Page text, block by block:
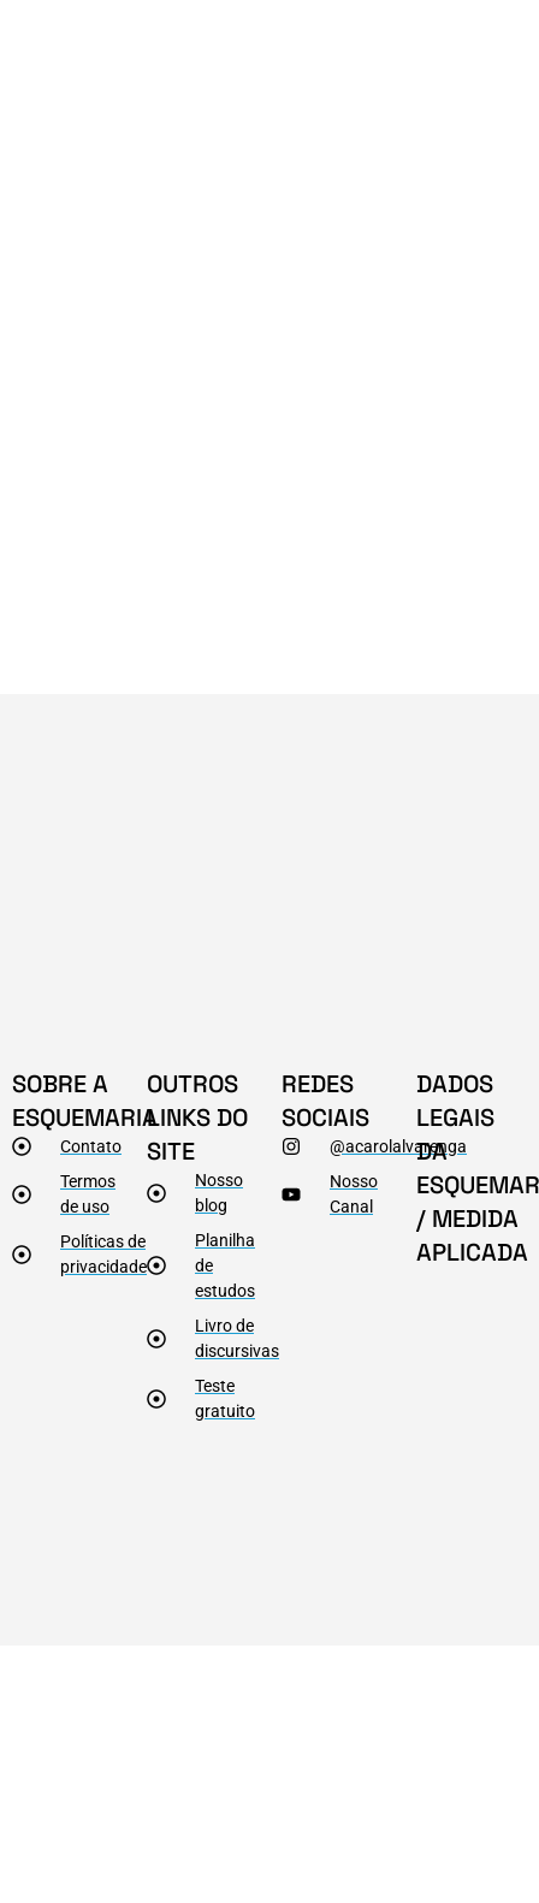
SOBRE A
ESQUEMARIA
Contato
Termos
de uso
Políticas de
privacidade
OUTROS
LINKS DO
SITE
Nosso
blog
Planilha
de
estudos
Livro de
discursivas
Teste
gratuito
REDES
SOCIAIS
@acarolalvarenga
Nosso
Canal
DADOS
LEGAIS
DA
/ MEDIDA
APLICADA